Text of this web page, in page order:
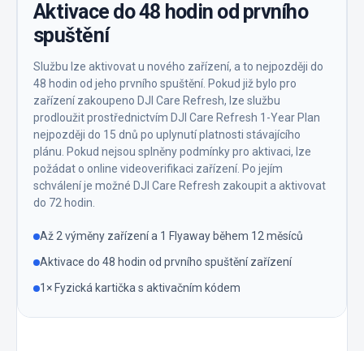
Aktivace do 48 hodin od prvního
spuštění
Službu lze aktivovat u nového zařízení, a to nejpozději do
48 hodin od jeho prvního spuštění. Pokud již bylo pro
zařízení zakoupeno DJI Care Refresh, lze službu
prodloužit prostřednictvím DJI Care Refresh 1-Year Plan
nejpozději do 15 dnů po uplynutí platnosti stávajícího
plánu. Pokud nejsou splněny podmínky pro aktivaci, lze
požádat o online videoverifikaci zařízení. Po jejím
schválení je možné DJI Care Refresh zakoupit a aktivovat
do 72 hodin.
Až 2 výměny zařízení a 1 Flyaway během 12 měsíců
Aktivace do 48 hodin od prvního spuštění zařízení
1× Fyzická kartička s aktivačním kódem